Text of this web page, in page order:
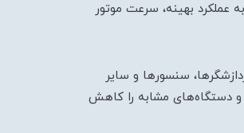
عملکرد بهینه، سرعت موتور
سنسورها و سایر
و دستگاه‌های مشابه را کاهش